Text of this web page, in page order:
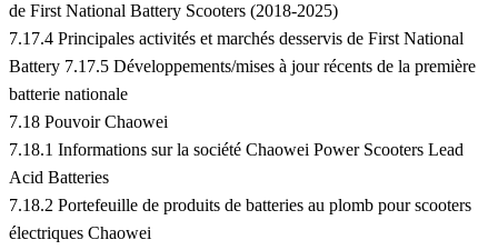
de First National Battery Scooters (2018-2025)
7.17.4 Principales activités et marchés desservis de First National
Battery 7.17.5 Développements/mises à jour récents de la première
batterie nationale
7.18 Pouvoir Chaowei
7.18.1 Informations sur la société Chaowei Power Scooters Lead
Acid Batteries
7.18.2 Portefeuille de produits de batteries au plomb pour scooters
électriques Chaowei